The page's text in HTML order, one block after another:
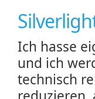
Ich hasse
und ich
technisch